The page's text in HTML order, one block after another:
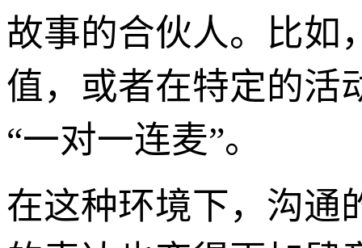
故事的合伙人。比如
值，或者在特定的活
“一对一连麦”。
在这种环境下，沟通